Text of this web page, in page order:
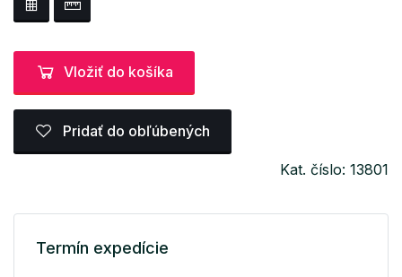
Vložiť do košíka
Pridať do obľúbených
Kat. číslo: 13801
Termín expedície